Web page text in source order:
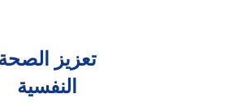
تعزيز
النفسية